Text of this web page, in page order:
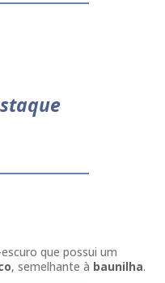
que possui um
, semelhante à baunilha.